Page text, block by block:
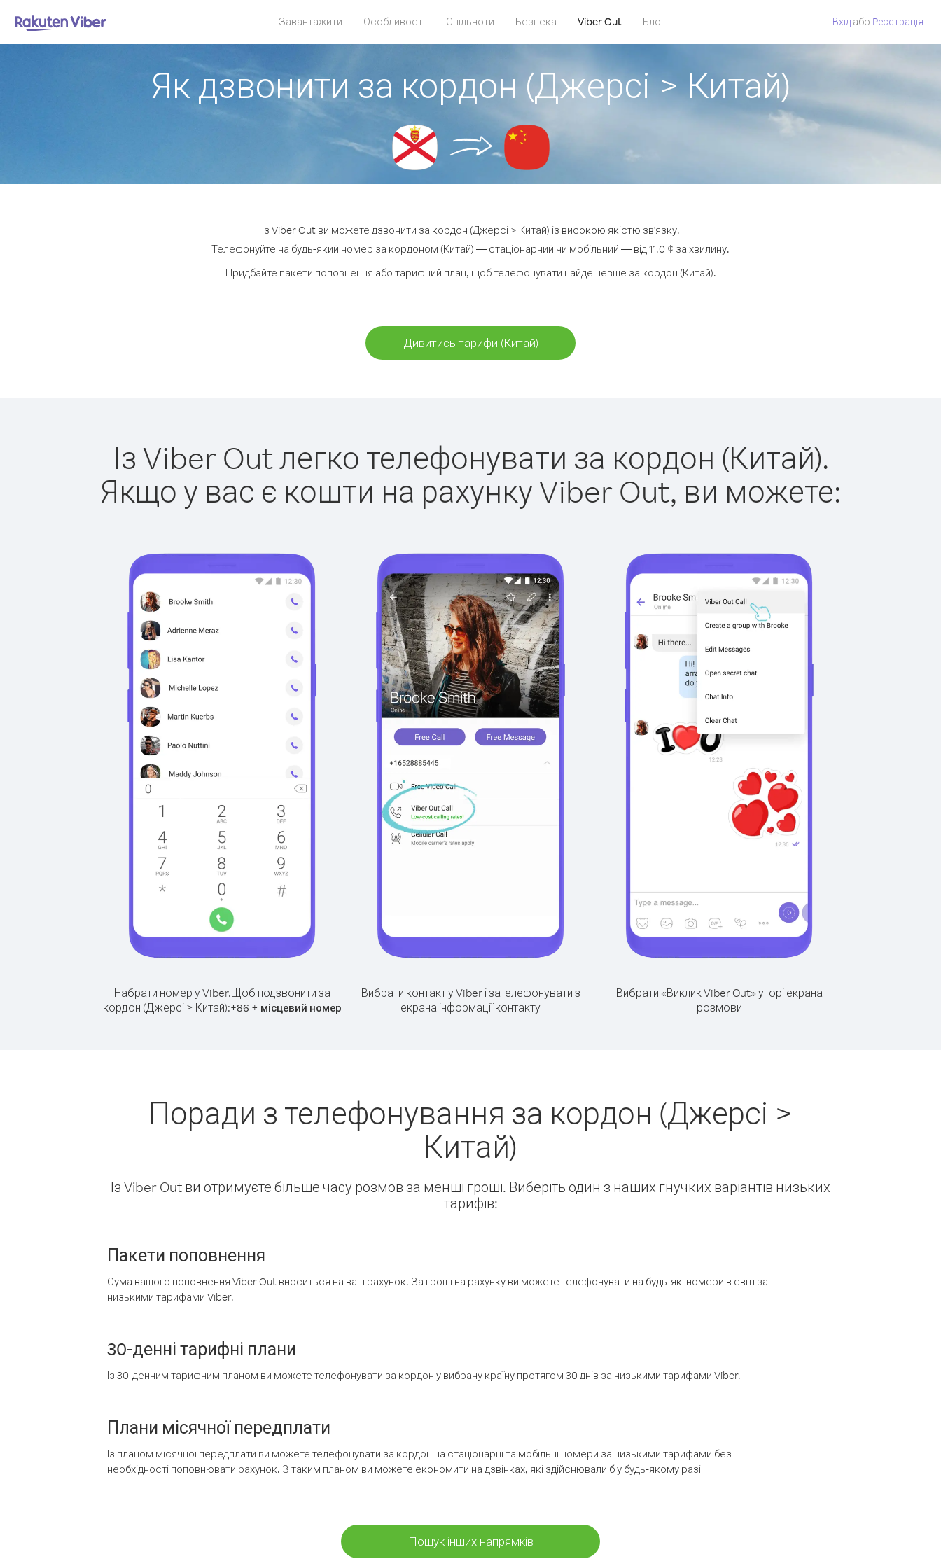
Завантажити Особливості Спільноти Безпека Viber Out Блог Вхід або Pеєстрація
Як дзвонити за кордон (Джерсі > Китай)
Із Viber Out ви можете дзвонити за кордон (Джерсі > Китай) із високою якістю зв'язку.
Телефонуйте на будь-який номер за кордоном (Китай) — стаціонарний чи мобільний — від 11.0 ¢ за хвилину.
Придбайте пакети поповнення або тарифний план, щоб телефонувати найдешевше за кордон (Китай).
Дивитись тарифи (Китай)
Із Viber Out легко телефонувати за кордон (Китай).
Якщо у вас є кошти на рахунку Viber Out, ви можете:
Набрати номер у Viber.Щоб подзвонити за
кордон (Джерсі > Китай):+86 + місцевий номер
Вибрати контакт у Viber і зателефонувати з
екрана інформації контакту
Вибрати «Виклик Viber Out» угорі екрана
розмови
Поради з телефонування за кордон (Джерсі >
Китай)
Із Viber Out ви отримуєте більше часу розмов за менші гроші. Виберіть один з наших гнучких варіантів низьких
тарифів:
Пакети поповнення
Сума вашого поповнення Viber Out вноситься на ваш рахунок. За гроші на рахунку ви можете телефонувати на будь-які номери в світі за
низькими тарифами Viber.
30-денні тарифні плани
Із 30-денним тарифним планом ви можете телефонувати за кордон у вибрану країну протягом 30 днів за низькими тарифами Viber.
Плани місячної передплати
Із планом місячної передплати ви можете телефонувати за кордон на стаціонарні та мобільні номери за низькими тарифами без
необхідності поповнювати рахунок. З таким планом ви можете економити на дзвінках, які здійснювали б у будь-якому разі
Пошук інших напрямків